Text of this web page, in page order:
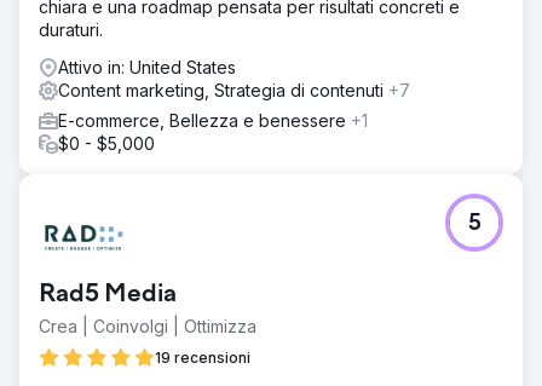
chiara e una roadmap pensata per risultati concreti e
duraturi.
Attivo in: United States
Content marketing, Strategia di contenuti +7
E-commerce, Bellezza e benessere +1
$0 - $5,000
Rad5 Media
Crea | Coinvolgi | Ottimizza
19 recensioni
5